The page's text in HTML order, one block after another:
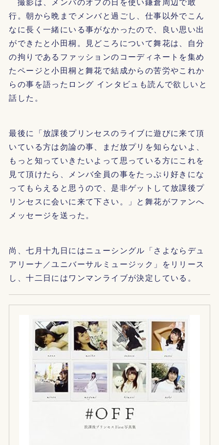
行。朝から晩までメンバと過ごし、仕事以外でこん
なに長く一緒にいる事がなかったので、良い思い出
ができたと小田桐。見どころについて舞花は、自分
の拘りであるファッションのコーディネートを集め
たページと小田桐と舞花で結成からの苦労やこれか
らの事を語ったロング インタビュも読んで欲しいと
話した。
最後に「放課後プリンセスのライブに遊びに来て頂
いている方は勿論の事、まだ放プリを知らないよ、
もっと知っていきたいよって思っている方にこれを
見て頂けたら、メンバ全員の事をたっぷり好きにな
ってもらえると思うので、是非ゲットして放課後プ
リンセスに会いに来て下さい。」と舞花がファンへ
メッセージを送った。
尚、七月十九日にはニューシングル「さよならデュ
アリーナ／ユニバーサルミュージック」をリリース
し、十二日にはワンマンライブが決定している。